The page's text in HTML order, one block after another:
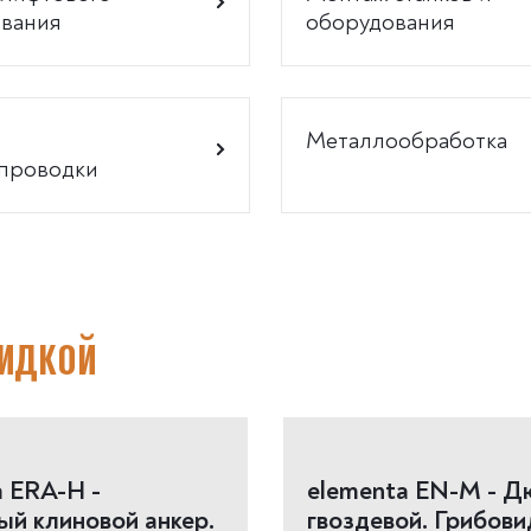
оборудования
Металлообработка
ERA-H -
клиновой анкер.
elementa EN-M -
гвоздевой.